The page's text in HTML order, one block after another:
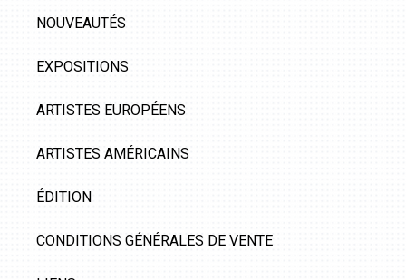
NOUVEAUTÉS
EXPOSITIONS
ARTISTES EUROPÉENS
ARTISTES AMÉRICAINS
ÉDITION
CONDITIONS GÉNÉRALES DE VENTE